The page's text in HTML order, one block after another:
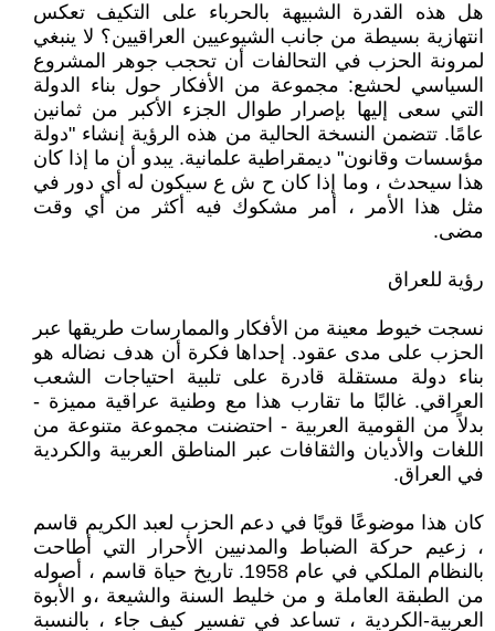
هل هذه القدرة الشبيهة بالحرباء على التكيف تعكس
انتهازية بسيطة من جانب الشيوعيين العراقيين؟ لا ينبغي
لمرونة الحزب في التحالفات أن تحجب جوهر المشروع
السياسي لحشع: مجموعة من الأفكار حول بناء الدولة
التي سعى إليها بإصرار طوال الجزء الأكبر من ثمانين
عامًا. تتضمن النسخة الحالية من هذه الرؤية إنشاء "دولة
مؤسسات وقانون" ديمقراطية علمانية. يبدو أن ما إذا كان
هذا سيحدث ، وما إذا كان ح ش ع سيكون له أي دور في
مثل هذا الأمر ، أمر مشكوك فيه أكثر من أي وقت
مضى.
رؤية للعراق
نسجت خيوط معينة من الأفكار والممارسات طريقها عبر
الحزب على مدى عقود. إحداها فكرة أن هدف نضاله هو
بناء دولة مستقلة قادرة على تلبية احتياجات الشعب
العراقي. غالبًا ما تقارب هذا مع وطنية عراقية مميزة -
بدلاً من القومية العربية - احتضنت مجموعة متنوعة من
اللغات والأديان والثقافات عبر المناطق العربية والكردية
في العراق.
كان هذا موضوعًا قويًا في دعم الحزب لعبد الكريم قاسم
، زعيم حركة الضباط والمدنيين الأحرار التي أطاحت
بالنظام الملكي في عام 1958. تاريخ حياة قاسم ، أصوله
من الطبقة العاملة و من خليط السنة والشيعة ،و الأبوة
العربية-الكردية ، تساعد في تفسير كيف جاء ، بالنسبة